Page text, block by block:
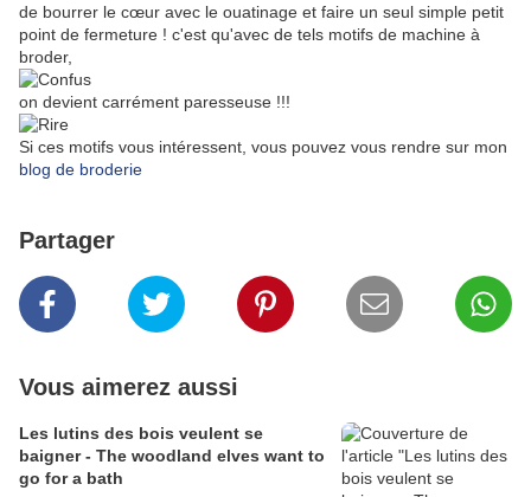
de bourrer le cœur avec le ouatinage et faire un seul simple petit
point de fermeture ! c'est qu'avec de tels motifs de machine à
broder,
on devient carrément paresseuse !!!
Si ces motifs vous intéressent, vous pouvez vous rendre sur mon
blog de broderie
Partager
Vous aimerez aussi
Les lutins des bois veulent se
baigner - The woodland elves want to
go for a bath